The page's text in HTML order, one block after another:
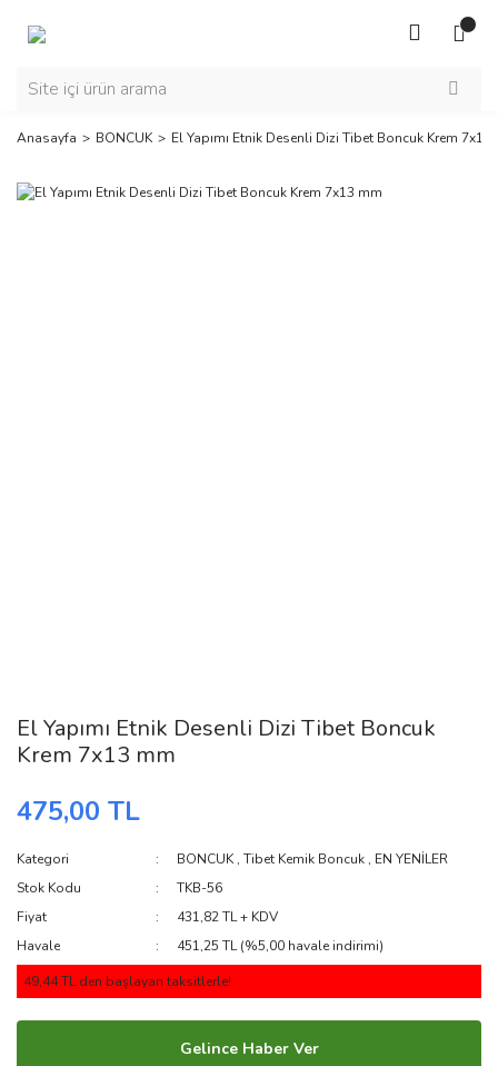
Anasayfa BONCUK El Yapımı Etnik Desenli Dizi Tibet Boncuk Krem 7x13
El Yapımı Etnik Desenli Dizi Tibet Boncuk
Krem 7x13 mm
475,00 TL
Kategori BONCUK ,Tibet Kemik Boncuk , EN YENİLER
Stok Kodu
TKB-56
Fiyat
431,82 TL + KDV
Havale
451,25 TL (%5,00 havale indirimi)
49,44 TL den başlayan taksitlerle!
Gelince Haber Ver